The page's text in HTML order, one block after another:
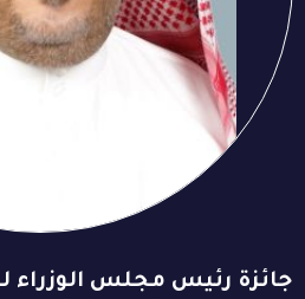
جائزة رئيس مجلس